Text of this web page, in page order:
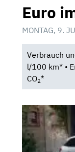
Euro
MONTAG, 9.
Verbrauch
l/100 km* •
CO2*